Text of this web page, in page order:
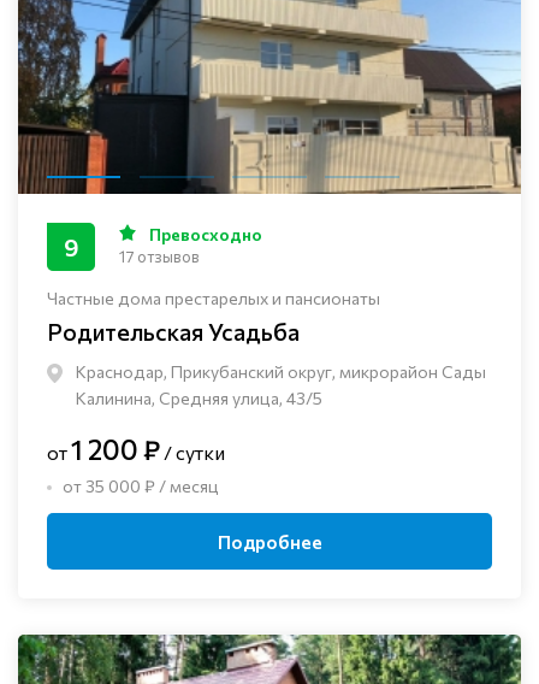
Частные дома престарелых и пансионаты
Родительская Усадьба
Краснодар, Прикубанский округ, микрорайон Сады
Калинина, Средняя улица, 43/5
9 Превосходно
17 отзывов
от1 200 ₽ / сутки
от 35 000 ₽ / месяц
Подробнее